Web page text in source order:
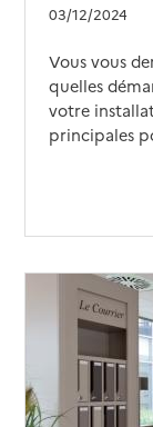
03/12/2024
Vous vous
quelles
votre
principales